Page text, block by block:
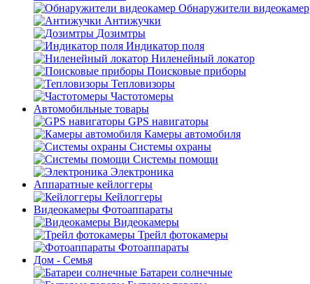
Обнаружители видеокамер
Антижучки
Дозимтры
Индикатор поля
Ниленейный локатор
Поисковые приборы
Тепловизоры
Частотомеры
Автомобильные товары
GPS навигаторы
Камеры автомобиля
Системы охраны
Системы помощи
Электроника
Аппаратные кейлоггеры
Кейлоггеры
Видеокамеры Фотоаппараты
Видеокамеры
Трейл фотокамеры
Фотоаппараты
Дом - Семья
Батареи солнечные